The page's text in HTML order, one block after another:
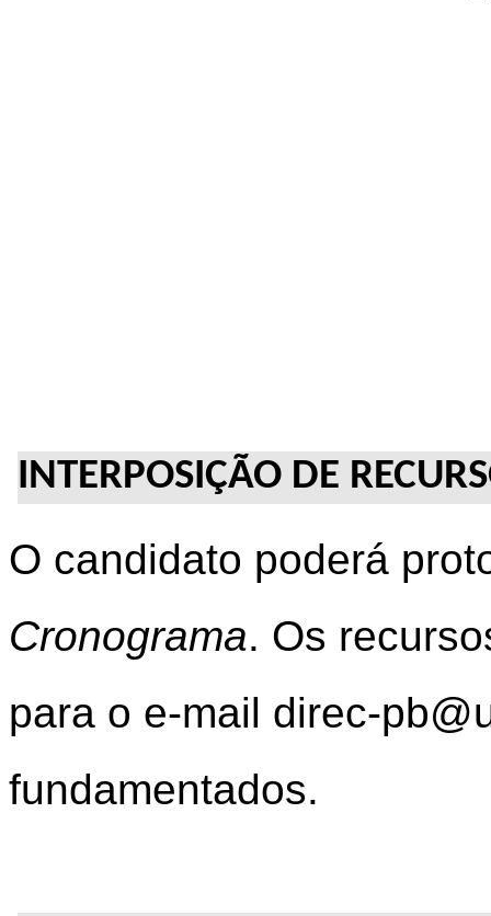
INTERPOSIÇÃO DE
Cronograma. Os
para o e-mail direc-
fundamentados.